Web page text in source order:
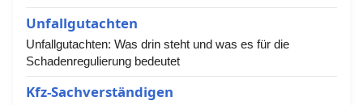
Unfallgutachten
Unfallgutachten: Was drin steht und was es für die
Schadenregulierung bedeutet
Kfz-Sachverständigen